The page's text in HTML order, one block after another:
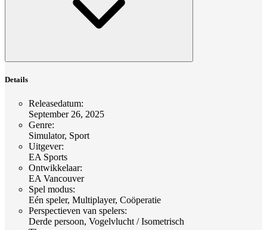
Details
Releasedatum:
September 26, 2025
Genre:
Simulator, Sport
Uitgever:
EA Sports
Ontwikkelaar:
EA Vancouver
Spel modus:
Eén speler, Multiplayer, Coöperatie
Perspectieven van spelers:
Derde persoon, Vogelvlucht / Isometrisch